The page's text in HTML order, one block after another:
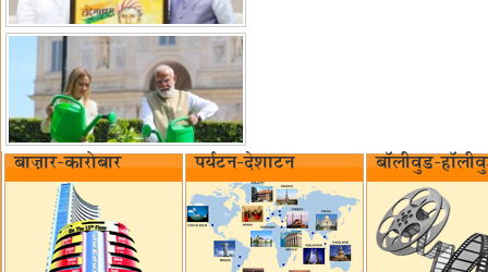
बाज़ार-कारोबार पर्यटन-देशाटन बॉलीवुड-